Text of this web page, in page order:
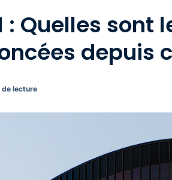
: Quelles sont
depuis
de lecture